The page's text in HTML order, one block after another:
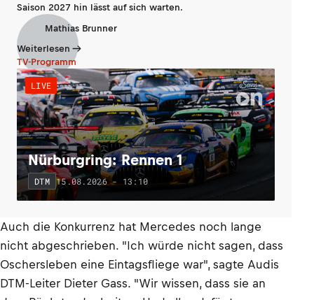
Saison 2027 hin lässt auf sich warten.
Mathias Brunner
Weiterlesen
TV-Programm
LIVE
Nürburgring: Rennen 1
DTM 15.08.2026 - 13:10
Auch die Konkurrenz hat Mercedes noch lange
nicht abgeschrieben. "Ich würde nicht sagen, dass
Oschersleben eine Eintagsfliege war", sagte Audis
DTM-Leiter Dieter Gass. "Wir wissen, dass sie an